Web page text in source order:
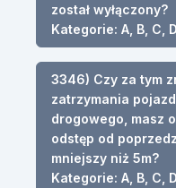
został wyłączony?
Kategorie: A, B, C,
3346) Czy za tym
zatrzymania
drogowego, masz
odstęp od
mniejszy niż 5m?
Kategorie: A, B, C,